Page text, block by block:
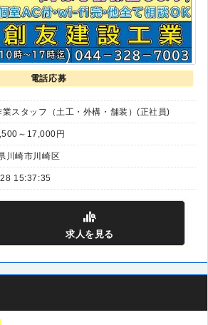
電話応募
スタッフ（土工・外構・舗装）(正社員)
～17,000円
川崎市川崎区
15:37:35
求人 を見る